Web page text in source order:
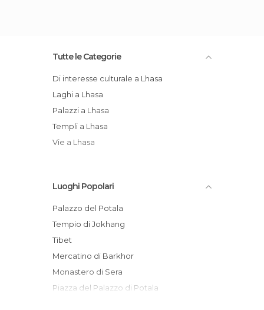
Tutte le Categorie
Di interesse culturale a Lhasa
Laghi a Lhasa
Palazzi a Lhasa
Templi a Lhasa
Vie a Lhasa
Luoghi Popolari
Palazzo del Potala
Tempio di Jokhang
Tibet
Mercatino di Barkhor
Monastero di Sera
Piazza del Palazzo di Potala